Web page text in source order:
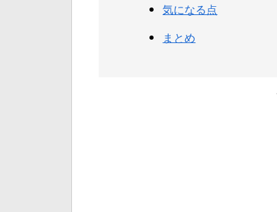
気になる点
まとめ